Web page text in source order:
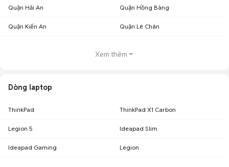
Quận Hải An Quận Hồng Bàng
Quận Kiến An Quận Lê Chân
Xem thêm
Dòng laptop
ThinkPad ThinkPad X1 Carbon
Legion 5 Ideapad Slim
Ideapad Gaming Legion